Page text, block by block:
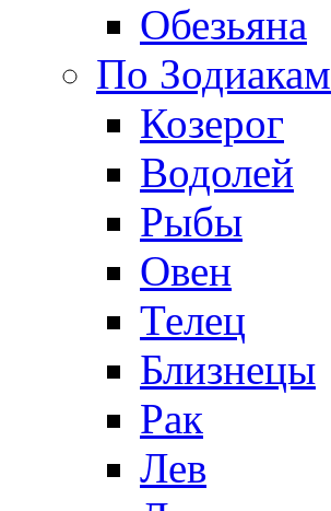
Обезьяна
По Зодиакам
Козерог
Водолей
Рыбы
Овен
Телец
Близнецы
Рак
Лев